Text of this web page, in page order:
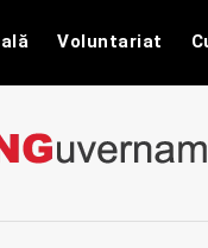
Voluntariat